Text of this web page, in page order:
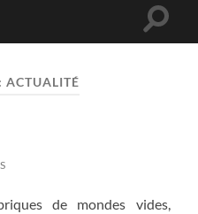
Toggle
:ACTUALITÉ
de mondes vides,